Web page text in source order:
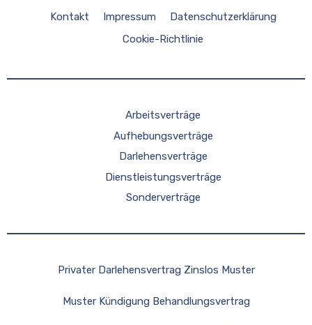
Kontakt Impressum
Datenschutzerklärung
Cookie-Richtlinie
Arbeitsverträge
Aufhebungsverträge
Darlehensverträge
Dienstleistungsverträge
Sonderverträge
Privater Darlehensvertrag Zinslos Muster
Muster Kündigung Behandlungsvertrag